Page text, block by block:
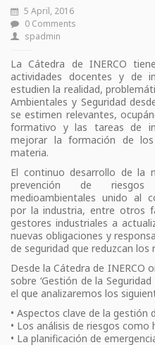
5 April, 2016
0 Comments
spadmin
La Cátedra de INERCO
actividades docentes y de
estudien la realidad,
Ambientales y Seguridad
se estimen relevantes,
formativo y las tareas de
mejorar la formación de
materia.
El continuo desarrollo de la
prevención de
medioambientales unido al
por la industria, entre otros
gestores industriales a
nuevas obligaciones y
de seguridad que reduzcan
Desde la Cátedra de INERCO
sobre ‘Gestión de la
el que analizaremos los
• Aspectos clave de la gestión
• Los análisis de riesgos
• La planificación de